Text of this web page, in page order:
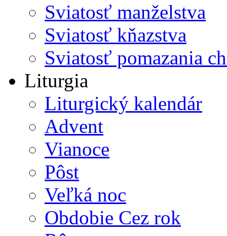
Sviatosť manželstva
Sviatosť kňazstva
Sviatosť pomazania
Liturgia
Liturgický kalendár
Advent
Vianoce
Pôst
Veľká noc
Obdobie Cez rok